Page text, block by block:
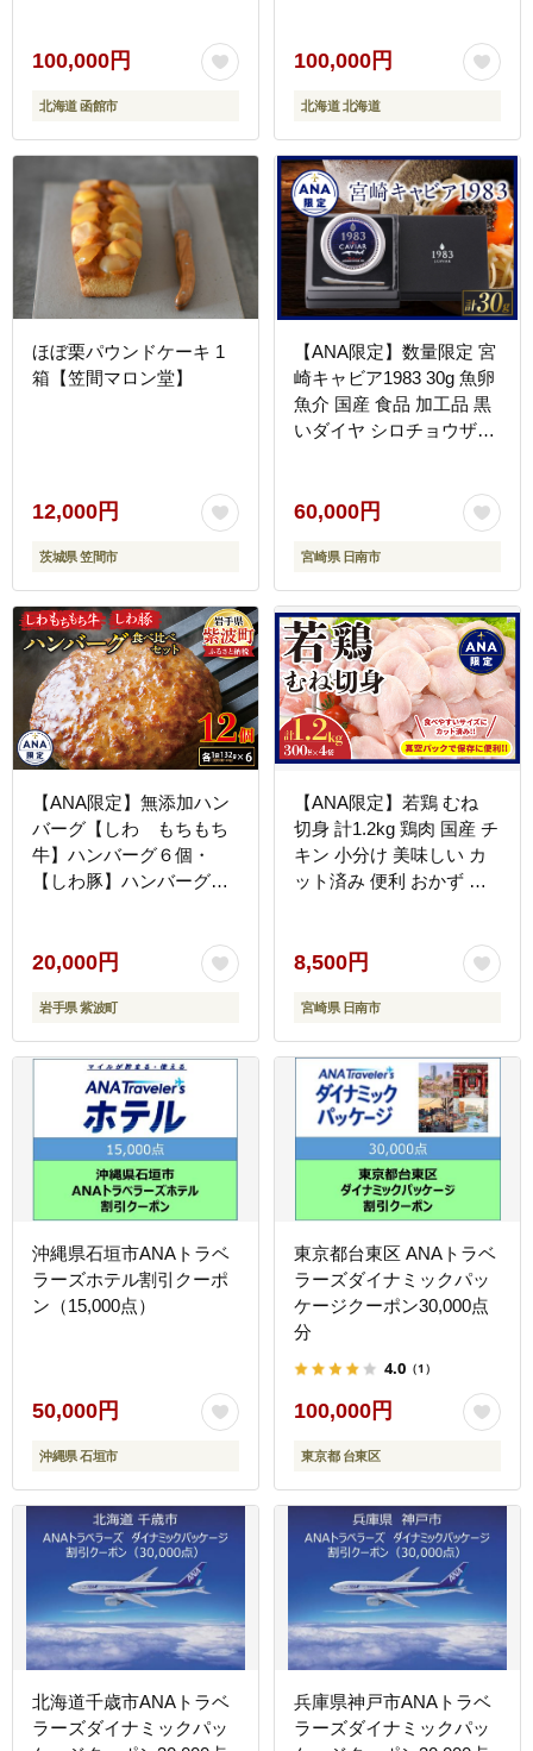
100,000円
北海道 函館市
100,000円
北海道 北海道
ほぼ栗パウンドケーキ 1
箱【笠間マロン堂】
12,000円
茨城県 笠間市
【ANA限定】数量限定 宮
崎キャビア1983 30g 魚卵
魚介 国産 食品 加工品 黒
いダイヤ シロチョウザメ
お祝い パーティー オード
ブル ギフト 贈り物 プレ
ゼント お取り寄せ グルメ
おすすめ 冷凍 宮崎県 日
南市 送料無料_I28-25
60,000円
宮崎県 日南市
【ANA限定】無添加ハン
バーグ【しわ もちもち
牛】ハンバーグ６個・
【しわ豚】ハンバーグ６
20,000円
岩手県 紫波町
【ANA限定】若鶏 むね
切身 計1.2kg 鶏肉 国産 チ
キン 小分け 美味しい カ
ット済み 便利 おかず お
チキン南蛮 焼肉 サラダ
簡単調理 万能食材 おすす
め ご褒美 記念日 お祝い
おすそ分け 冷凍 日南市
宮崎県 送料無料_AV6-26
8,500円
宮崎県 日南市
沖縄県石垣市ANAトラベ
ラーズホテル割引クーポ
ン（15,000点）
50,000円
沖縄県 石垣市
東京都台東区 ANAトラベ
ラーズダイナミックパッ
ケージクーポン30,000点
分
4.0 （1）
100,000円
東京都 台東区
北海道千歳市ANAトラベ
ラーズダイナミックパッ
兵庫県神戸市ANAトラベ
ラーズダイナミックパッ